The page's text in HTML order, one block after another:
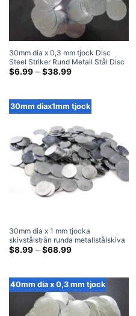
30mm dia x 0,3 mm tjock Disc
Steel Striker Rund Metall Stål Disc
Strike Plates
$6.99 – $38.99Prisklass:
30mm diax1mm tjock
30mm dia x 1 mm tjocka
skivstålstrån runda metallstålskiva
slagplåtar
$8.99 – $68.99Prisklass:
40mm dia x 0,3 mm tjock